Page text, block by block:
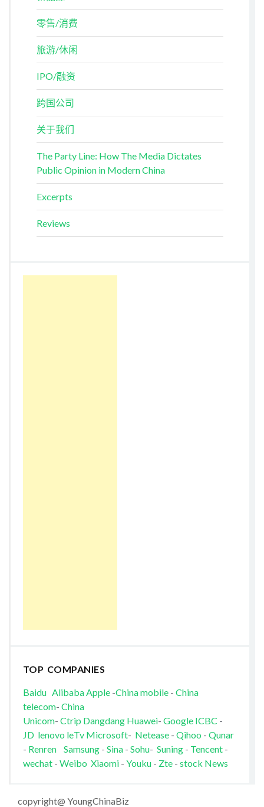
零售/消费
旅游/休闲
IPO/融资
跨国公司
关于我们
The Party Line: How The Media Dictates
Public Opinion in Modern China
Excerpts
Reviews
TOP COMPANIES
Baidu AlibabaApple-China mobile- China
telecom- China
Unicom- Ctrip Dangdang Huawei- Google ICBC -
JD lenovo leTv Microsoft- Netease- Qihoo - Qunar
- Renren Samsung- Sina- Sohu- Suning- Tencent-
wechat - Weibo Xiaomi- Youku - Zte- stock News
copyright@ YoungChinaBiz